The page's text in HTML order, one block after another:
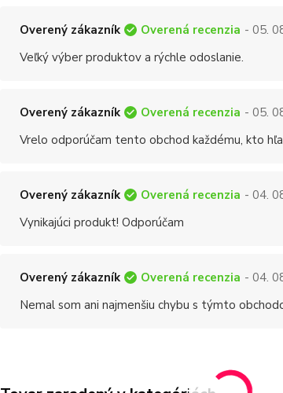
Overený zákazník Overená recenzia - 05.
Veľký výber produktov a rýchle odoslanie.
Overený zákazník Overená recenzia - 05.
Vrelo odporúčam tento obchod každému, kto
Overený zákazník Overená recenzia - 04.
Vynikajúci produkt! Odporúčam
Overený zákazník Overená recenzia - 04.
Nemal som ani najmenšiu chybu s týmto